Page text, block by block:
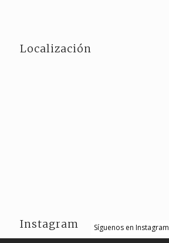
Localización
Instagram Síguenos en Instagram